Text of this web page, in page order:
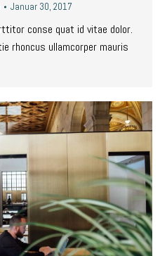
Januar 30, 2017
conse quat id vitae dolor.
rhoncus ullamcorper mauris